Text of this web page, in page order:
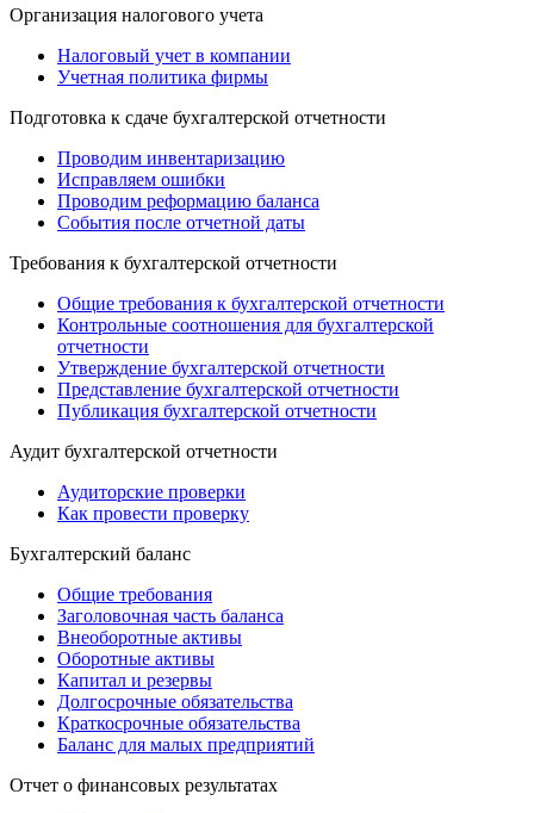
Организация налогового учета
Налоговый учет в компании
Учетная политика фирмы
Подготовка к сдаче бухгалтерской отчетности
Проводим инвентаризацию
Исправляем ошибки
Проводим реформацию баланса
События после отчетной даты
Требования к бухгалтерской отчетности
Общие требования к бухгалтерской отчетности
Контрольные соотношения для бухгалтерской
отчетности
Утверждение бухгалтерской отчетности
Представление бухгалтерской отчетности
Публикация бухгалтерской отчетности
Аудит бухгалтерской отчетности
Аудиторские проверки
Как провести проверку
Бухгалтерский баланс
Общие требования
Заголовочная часть баланса
Внеоборотные активы
Оборотные активы
Капитал и резервы
Долгосрочные обязательства
Краткосрочные обязательства
Баланс для малых предприятий
Отчет о финансовых результатах